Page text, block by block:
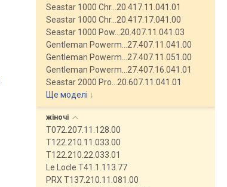
Seastar 1000 Chr…20.417.11.041.01
Seastar 1000 Chr…20.417.17.041.00
Seastar 1000 Pow…20.407.11.041.03
Gentleman Powerm…27.407.11.041.00
Gentleman Powerm…27.407.11.051.00
Gentleman Powerm…27.407.16.041.01
Seastar 2000 Pro…20.607.11.041.01
Ще моделі ↓
жіночі
T072.207.11.128.00
T122.210.11.033.00
T122.210.22.033.01
Le Locle T41.1.113.77
PRX T137.210.11.081.00